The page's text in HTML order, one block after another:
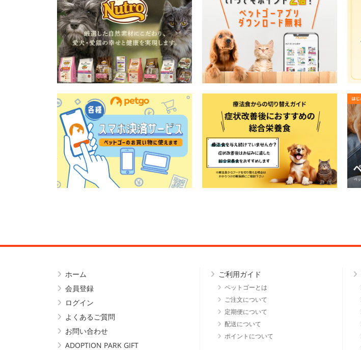
ホーム
会員登録
ログイン
よくあるご質問
お問い合わせ
ADOPTION PARK GIFT
ご利用ガイド
ペットゴーとは
ご注文について
定期便について
配送について
ポイントについて